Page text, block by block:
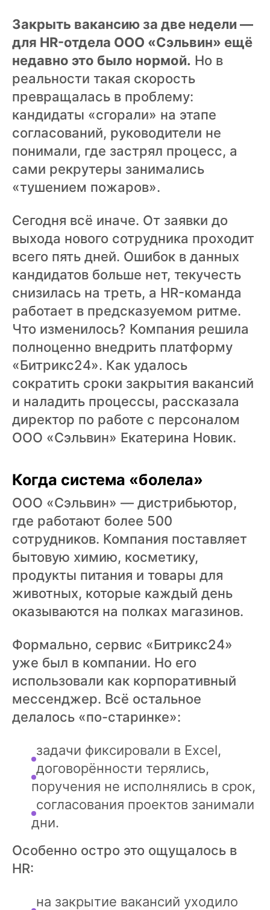
ВХОД
Закрыть вакансию за две недели —
для HR-отдела ООО «Сэльвин» ещё
недавно это было нормой. Но в
реальности такая скорость
превращалась в проблему:
кандидаты «сгорали» на этапе
согласований, руководители не
понимали, где застрял процесс, а
сами рекрутеры занимались
«тушением пожаров».
Сегодня всё иначе. От заявки до
выхода нового сотрудника проходит
всего пять дней. Ошибок в данных
кандидатов больше нет, текучесть
снизилась на треть, а HR-команда
работает в предсказуемом ритме.
Что изменилось? Компания решила
полноценно внедрить платформу
«Битрикс24». Как удалось
сократить сроки закрытия вакансий
и наладить процессы, рассказала
директор по работе с персоналом
ООО «Сэльвин» Екатерина Новик.
Когда система «болела»
ООО «Сэльвин» — дистрибьютор,
где работают более 500
сотрудников. Компания поставляет
бытовую химию, косметику,
продукты питания и товары для
животных, которые каждый день
оказываются на полках магазинов.
Формально, сервис «Битрикс24»
уже был в компании. Но его
использовали как корпоративный
мессенджер. Всё остальное
делалось «по-старинке»:
задачи фиксировали в Excel,
договорённости терялись,
поручения не исполнялись в срок,
согласования проектов занимали
дни.
Особенно остро это ощущалось в
HR:
на закрытие вакансий уходило